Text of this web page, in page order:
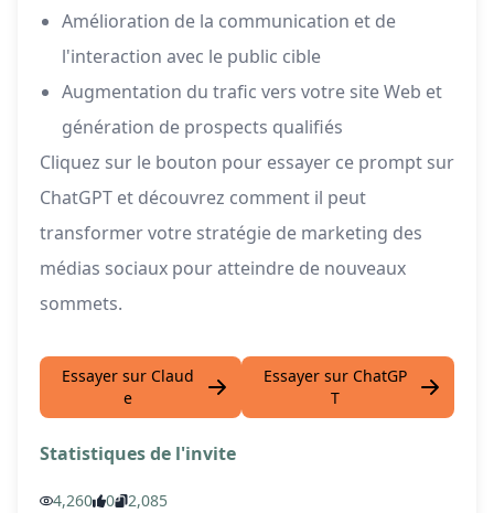
Amélioration de la communication et de
l'interaction avec le public cible
Augmentation du trafic vers votre site Web et
génération de prospects qualifiés
Cliquez sur le bouton pour essayer ce prompt sur
ChatGPT et découvrez comment il peut
transformer votre stratégie de marketing des
médias sociaux pour atteindre de nouveaux
sommets.
Essayer sur Claud
e
Essayer sur ChatGP
T
Statistiques de l'invite
4,260 0 2,085